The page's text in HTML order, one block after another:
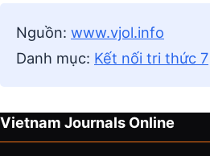
Nguồn: www.vjol.info
Danh mục: Kết nối tri thức 7
Vietnam Journals Online